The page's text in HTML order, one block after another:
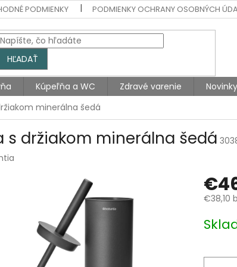
PODMIENKY PODMIENKY OCHRANY OSOBNÝCH
HĽADAŤ
Kúpeľňa a WC Zdravé varenie
minerálna šedá
s držiakom minerálna šedá
€38,10
cena: